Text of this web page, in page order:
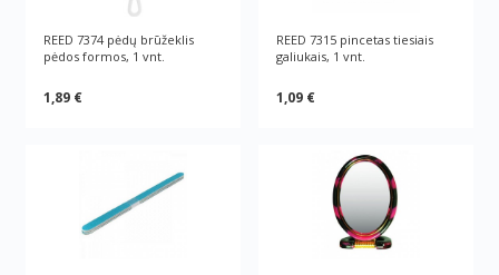
REED 7374 pėdų brūžeklis
pėdos formos, 1 vnt.
1,89 €
REED 7315 pincetas tiesiais
galiukais, 1 vnt.
1,09 €